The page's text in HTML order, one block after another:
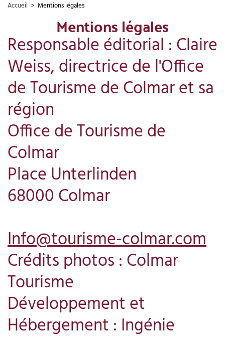
Accueil > Mentions légales
Mentions légales
Responsable éditorial : Claire
Weiss, directrice de l'Office
de Tourisme de Colmar et sa
région
Office de Tourisme de
Colmar
Place Unterlinden
68000 Colmar
Info@tourisme-colmar.com
Crédits photos : Colmar
Tourisme
Développement et
Hébergement : Ingénie